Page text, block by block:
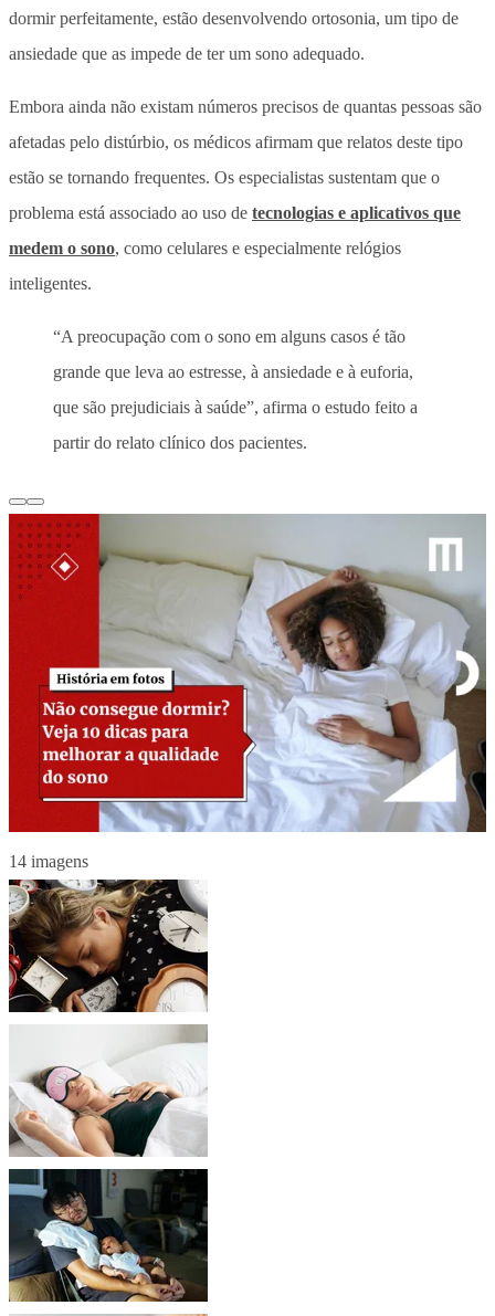
dormir perfeitamente, estão desenvolvendo ortosonia, um tipo de
ansiedade que as impede de ter um sono adequado.
Embora ainda não existam números precisos de quantas pessoas são
afetadas pelo distúrbio, os médicos afirmam que relatos deste tipo
estão se tornando frequentes. Os especialistas sustentam que o
problema está associado ao uso de tecnologias e aplicativos que
medem o sono, como celulares e especialmente relógios
inteligentes.
“A preocupação com o sono em alguns casos é tão
grande que leva ao estresse, à ansiedade e à euforia,
que são prejudiciais à saúde”, afirma o estudo feito a
partir do relato clínico dos pacientes.
14 imagens